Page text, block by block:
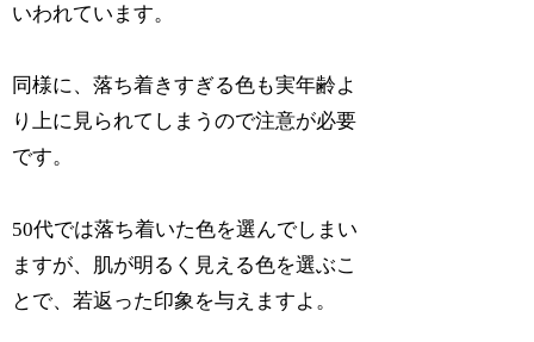
いわれています。
同様に、落ち着きすぎる色も実年齢よ
り上に見られてしまうので注意が必要
です。
50代では落ち着いた色を選んでしまい
ますが、肌が明るく見える色を選ぶこ
とで、若返った印象を与えますよ 。